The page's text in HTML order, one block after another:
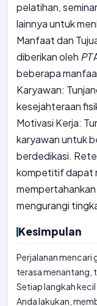
pelatihan,
lainnya untuk
Manfaat dan
diberikan oleh PT
beberapa
Karyawan:
kesejahteraan
Motivasi Kerja:
karyawan untuk
berdedikasi.
kompetitif dapat
mengurangi
Kesimpulan
Perjalanan mencari
terasa menantang,
Setiap langkah
Anda lakukan,